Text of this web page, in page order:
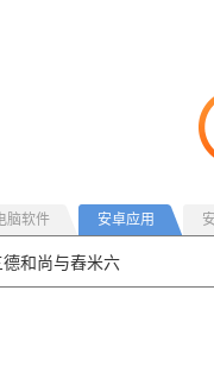
脑软件 安卓应用